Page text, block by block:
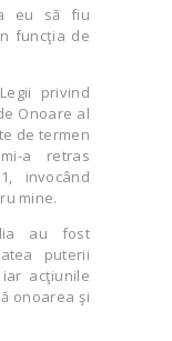
eu să fiu
funcţia de
privind
Onoare al
de termen
a retras
invocând
mine.
au fost
puterii
iar acţiunile
onoarea şi